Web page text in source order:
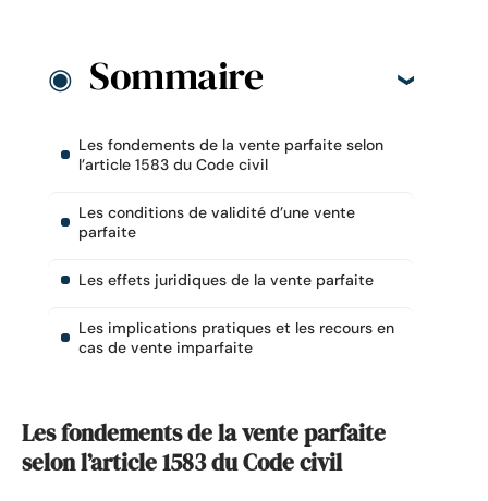
Sommaire
Les fondements de la vente parfaite selon
l’article 1583 du Code civil
Les conditions de validité d’une vente
parfaite
Les effets juridiques de la vente parfaite
Les implications pratiques et les recours en
cas de vente imparfaite
Les fondements de la vente parfaite
selon l’article 1583 du Code civil